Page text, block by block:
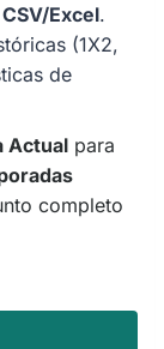
CSV/Excel.
(1X2,
de
Actual para
completo